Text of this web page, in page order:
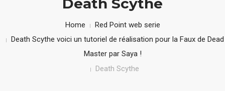
CONTACT
Death Scythe
Home
Red Point web serie
Death Scythe voici un tutoriel de réalisation pour la Faux de Dead
Master par Saya !
Death Scythe